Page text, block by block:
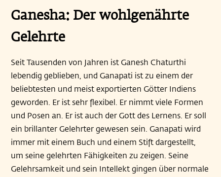
Ganesha: Der wohlgenährte
Gelehrte
Seit Tausenden von Jahren ist Ganesh Chaturthi
lebendig geblieben, und Ganapati ist zu einem der
beliebtesten und meist exportierten Götter Indiens
geworden. Er ist sehr flexibel. Er nimmt viele Formen
und Posen an. Er ist auch der Gott des Lernens. Er soll
ein brillanter Gelehrter gewesen sein. Ganapati wird
immer mit einem Buch und einem Stift dargestellt,
um seine gelehrten Fähigkeiten zu zeigen. Seine
Gelehrsamkeit und sein Intellekt gingen über normale